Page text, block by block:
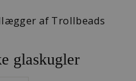
af Trollbeads
glaskugler